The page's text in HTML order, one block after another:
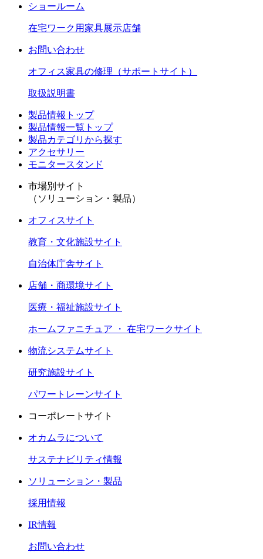
ショールーム
在宅ワーク用家具展示店舗
お問い合わせ
オフィス家具の修理（サポートサイト）
取扱説明書
製品情報トップ
製品情報一覧トップ
製品カテゴリから探す
アクセサリー
モニタースタンド
市場別サイト
（ソリューション・製品）
オフィスサイト
教育・文化施設サイト
自治体庁舎サイト
店舗・商環境サイト
医療・福祉施設サイト
ホームファニチュア ・ 在宅ワークサイト
物流システムサイト
研究施設サイト
パワートレーンサイト
コーポレートサイト
オカムラについて
サステナビリティ情報
ソリューション・製品
採用情報
IR情報
お問い合わせ